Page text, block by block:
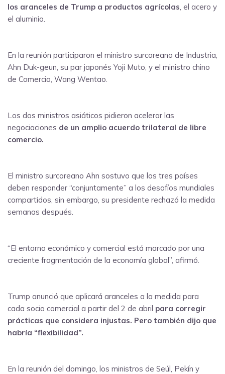
los aranceles de Trump a productos agrícolas, el acero y
el aluminio.
En la reunión participaron el ministro surcoreano de Industria,
Ahn Duk-geun, su par japonés Yoji Muto, y el ministro chino
de Comercio, Wang Wentao.
Los dos ministros asiáticos pidieron acelerar las
negociaciones de un amplio acuerdo trilateral de libre
comercio.
El ministro surcoreano Ahn sostuvo que los tres países
deben responder “conjuntamente” a los desafíos mundiales
compartidos, sin embargo, su presidente rechazó la medida
semanas después.
“El entorno económico y comercial está marcado por una
creciente fragmentación de la economía global”, afirmó.
Trump anunció que aplicará aranceles a la medida para
cada socio comercial a partir del 2 de abril para corregir
prácticas que considera injustas. Pero también dijo que
habría “flexibilidad”.
En la reunión del domingo, los ministros de Seúl, Pekín y